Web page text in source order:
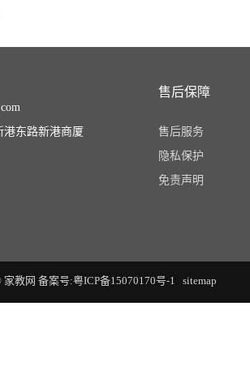
东路新港商厦
售后保障
售后服务
隐私保护
免责声明
家教网 备案号:粤ICP备15070170号-1 sitemap